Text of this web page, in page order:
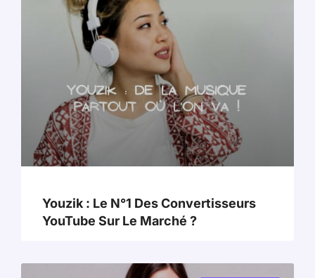
Youzik : Le N°1 Des Convertisseurs
YouTube Sur Le Marché ?